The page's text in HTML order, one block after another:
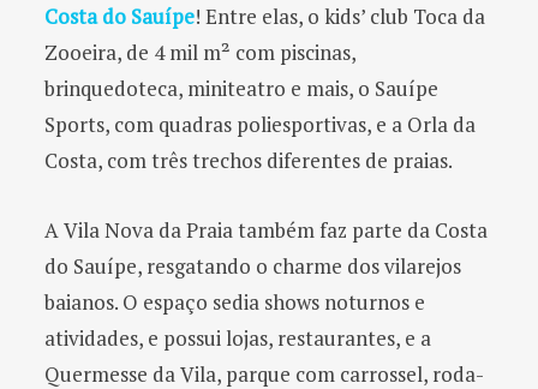
Costa do Sauípe! Entre elas, o kids’ club Toca da
Zooeira, de 4 mil m² com piscinas,
brinquedoteca, miniteatro e mais, o Sauípe
Sports, com quadras poliesportivas, e a Orla da
Costa, com três trechos diferentes de praias.
A Vila Nova da Praia também faz parte da Costa
do Sauípe, resgatando o charme dos vilarejos
baianos. O espaço sedia shows noturnos e
atividades, e possui lojas, restaurantes, e a
Quermesse da Vila, parque com carrossel, roda-